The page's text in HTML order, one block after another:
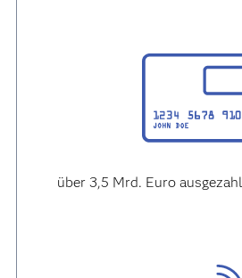
über 3,5 Mrd. Euro